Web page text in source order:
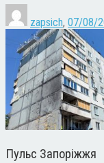
zapsich, 07/08/
Пульс Запоріжжя